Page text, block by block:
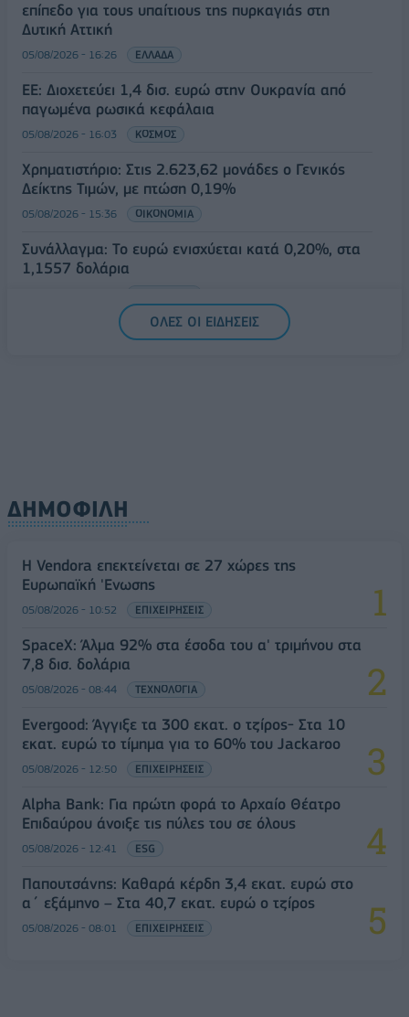
επίπεδο για τους υπαίτιους της πυρκαγιάς στη
Δυτική Αττική
05/08/2026 - 16:26 ΕΛΛΑΔΑ
ΕΕ: Διοχετεύει 1,4 δισ. ευρώ στην Ουκρανία από
παγωμένα ρωσικά κεφάλαια
05/08/2026 - 16:03 ΚΟΣΜΟΣ
Χρηματιστήριο: Στις 2.623,62 μονάδες ο Γενικός
Δείκτης Τιμών, με πτώση 0,19%
05/08/2026 - 15:36 ΟΙΚΟΝΟΜΙΑ
Συνάλλαγμα: Το ευρώ ενισχύεται κατά 0,20%, στα
1,1557 δολάρια
ΟΛΕΣ ΟΙ ΕΙΔΗΣΕΙΣ
ΔΗΜΟΦΙΛΗ
Η Vendora επεκτείνεται σε 27 χώρες της
Ευρωπαϊκή 'Ενωσης
05/08/2026 - 10:52 ΕΠΙΧΕΙΡΗΣΕΙΣ
SpaceX: Άλμα 92% στα έσοδα του α' τριμήνου στα
7,8 δισ. δολάρια
05/08/2026 - 08:44 ΤΕΧΝΟΛΟΓΙΑ
Evergood: Άγγιξε τα 300 εκατ. ο τζίρος- Στα 10
εκατ. ευρώ το τίμημα για το 60% του Jackaroo
05/08/2026 - 12:50 ΕΠΙΧΕΙΡΗΣΕΙΣ
Alpha Bank: Για πρώτη φορά το Αρχαίο Θέατρο
Επιδαύρου άνοιξε τις πύλες του σε όλους
05/08/2026 - 12:41 ESG
Παπουτσάνης: Καθαρά κέρδη 3,4 εκατ. ευρώ στο
α΄ εξάμηνο – Στα 40,7 εκατ. ευρώ ο τζίρος
05/08/2026 - 08:01 ΕΠΙΧΕΙΡΗΣΕΙΣ